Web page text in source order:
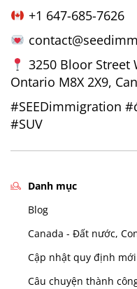
+1 647-685-7626
3250 Bloor Street
Ontario M8X 2X9,
#SEEDimmigration
#SUV
Danh mục
Blog
Canada - Đất nước,
Cập nhật quy định mới
Câu chuyện thành